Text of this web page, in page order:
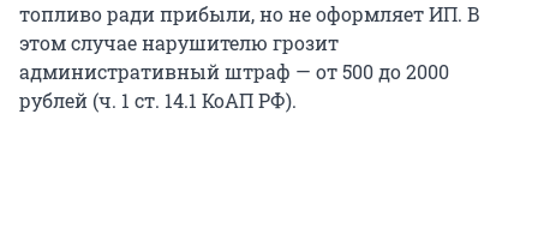
топливо ради прибыли, но не оформляет ИП. В
этом случае нарушителю грозит
административный штраф — от 500 до 2000
рублей (ч. 1 ст. 14.1 КоАП РФ).